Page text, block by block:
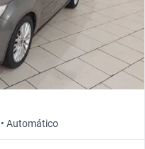
• Automático